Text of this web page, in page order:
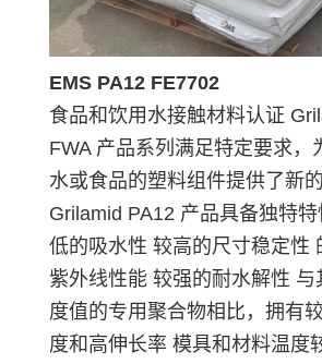
EMS PA12 FE7702
食品和饮用水接触材料认证
FWA 产品系列满足特定要求，
水或食品的塑料组件提供了新的
Grilamid PA12 产品具备独特
低的吸水性 较高的尺寸稳定性
紫外线性能 较强的耐水解性 与
度值的专用聚合物相比，拥有
度和高伸长率 模具和材料温度